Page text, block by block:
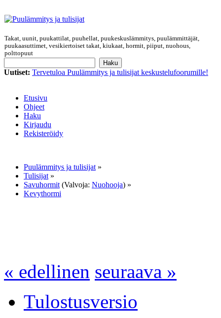
Takat, uunit, puukattilat, puuhellat, puukeskuslämmitys, puulämmittäjät,
puukaasuttimet, vesikiertoiset takat, kiukaat, hormit, piiput, nuohous,
polttopuut
Uutiset: Tervetuloa Puulämmitys ja tulisijat keskustelufoorumille!
Etusivu
Ohjeet
Haku
Kirjaudu
Rekisteröidy
Puulämmitys ja tulisijat »
Tulisijat »
Savuhormit (Valvoja: Nuohooja) »
Kevythormi
« edellinen seuraava »
Tulostusversio